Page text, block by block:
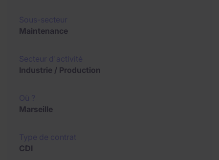
Maintenance
Industrie / Production
Marseille
CDI